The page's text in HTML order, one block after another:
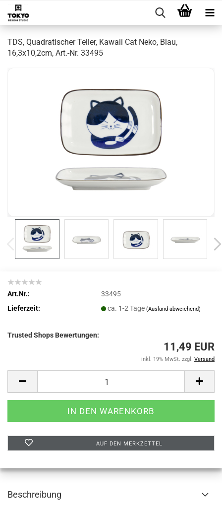
TDS, Quadratischer Teller, Kawaii Cat Neko, Blau,
16,3x10,2cm, Art.-Nr. 33495
Art.Nr.:
33495
Lieferzeit:
ca. 1-2 Tage(Ausland abweichend)
Trusted Shops Bewertungen:
11,49 EUR
inkl. 19% MwSt. zzgl. Versand
AUF DEN MERKZETTEL
Beschreibung